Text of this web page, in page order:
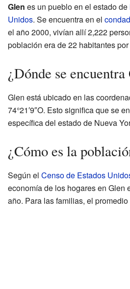
Glen es un pueblo en el estado de
Unidos. Se encuentra en el
el año 2000, vivían allí 2,222
población era de 22 habitantes
¿Dónde se encuentra
Glen está ubicado en las
74°21′9″O. Esto significa que se
específica del estado de Nueva
¿Cómo es la
Según el Censo de Estados
economía de los hogares en Glen
año. Para las familias, el